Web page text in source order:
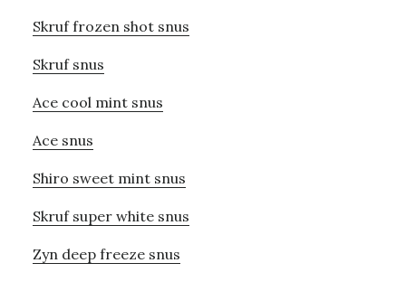
Skruf frozen shot snus
Skruf snus
Ace cool mint snus
Ace snus
Shiro sweet mint snus
Skruf super white snus
Zyn deep freeze snus